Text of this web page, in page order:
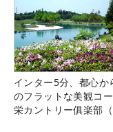
インター5分、都心か
のフラットな美観コ
栄カントリー俱楽部